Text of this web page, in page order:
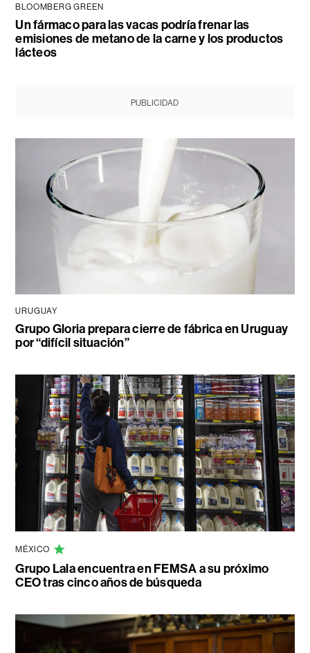
BLOOMBERG GREEN
Un fármaco para las vacas podría frenar las
emisiones de metano de la carne y los productos
lácteos
PUBLICIDAD
URUGUAY
Grupo Gloria prepara cierre de fábrica en Uruguay
por “difícil situación”
MÉXICO
Grupo Lala encuentra en FEMSA a su próximo
CEO tras cinco años de búsqueda